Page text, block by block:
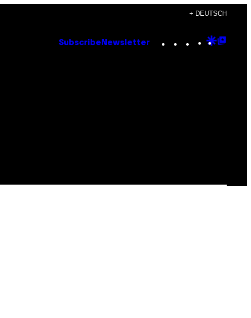
+ DEUTSCH
Subscribe Newsletter Instagram
TikTok
YouTube
Google